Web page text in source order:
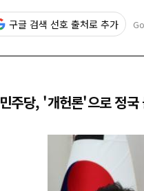
구글 검색 선호 출처로 추가
민주당, '개헌론'으로 정국